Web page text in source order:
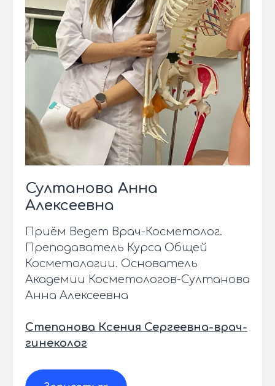
Султанова Анна
Алексеевна
Приём Ведет Врач-Косметолог.
Преподаватель Курса Общей
Косметологии. Основатель
Академии Косметологов-Султанова
Анна Алексеевна
Степанова Ксения Сергеевна-врач-
гинеколог